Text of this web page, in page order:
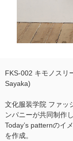
FKS-002 キモノスリ
Sayaka)
文化服装学院 ファッ
ンパニーが共同制作
Today’s patternのイ
を作成。